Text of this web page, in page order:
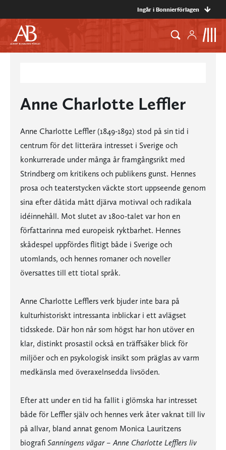
Ingår i Bonnierförlagen
Anne Charlotte Leffler
Anne Charlotte Leffler (1849-1892) stod på sin tid i
centrum för det litterära intresset i Sverige och
konkurrerade under många år framgångsrikt med
Strindberg om kritikens och publikens gunst. Hennes
prosa och teaterstycken väckte stort uppseende genom
sina efter dåtida mått djärva motivval och radikala
idéinnehåll. Mot slutet av 1800-talet var hon en
författarinna med europeisk ryktbarhet. Hennes
skådespel uppfördes flitigt både i Sverige och
utomlands, och hennes romaner och noveller
översattes till ett tiotal språk.
Anne Charlotte Lefflers verk bjuder inte bara på
kulturhistoriskt intressanta inblickar i ett avlägset
tidsskede. Där hon når som högst har hon utöver en
klar, distinkt prosastil också en träffsäker blick för
miljöer och en psykologisk insikt som präglas av varm
medkänsla med överaxelnsedda livsöden.
Efter att under en tid ha fallit i glömska har intresset
både för Leffler själv och hennes verk åter vaknat till liv
på allvar, bland annat genom Monica Lauritzens
biografi Sanningens vägar – Anne Charlotte Lefflers liv